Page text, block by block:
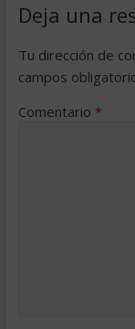
Deja una
Tu dirección de
campos
Comentario *